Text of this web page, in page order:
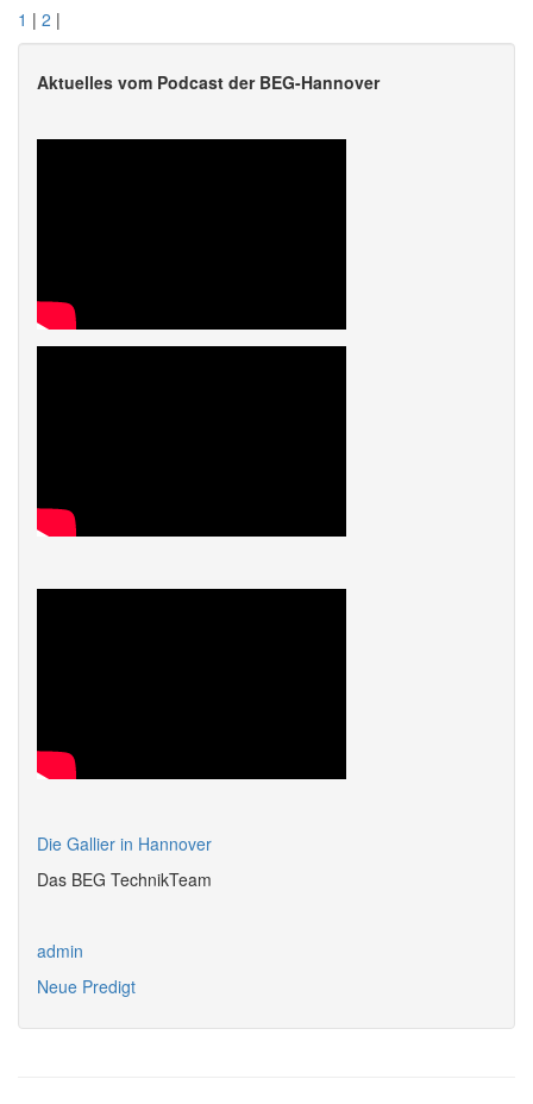
1 | 2 |
Aktuelles vom Podcast der BEG-Hannover
Die Gallier in Hannover
Das BEG TechnikTeam
admin
Neue Predigt